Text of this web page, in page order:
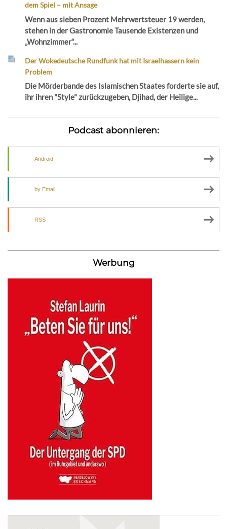
dem Spiel – mit Ansage
Wenn aus sieben Prozent Mehrwertsteuer 19 werden,
stehen in der Gastronomie Tausende Existenzen und
„Wohnzimmer“...
Der Wokedeutsche Rundfunk hat mit Israelhassern kein
Problem
Die Mörderbande des Islamischen Staates forderte sie auf,
ihr ihren "Style" zurückzugeben, Djihad, der Heilige...
Podcast abonnieren:
Android
by Email
RSS
Werbung